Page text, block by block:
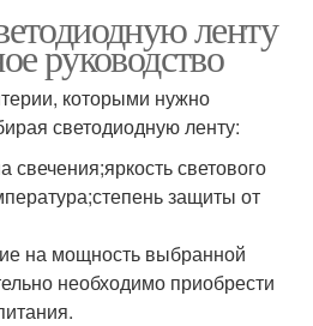
ленту
руководство
которыми нужно
светодиодную ленту:
свечения;яркость светового
защиты от
на мощность выбранной
необходимо приобрести